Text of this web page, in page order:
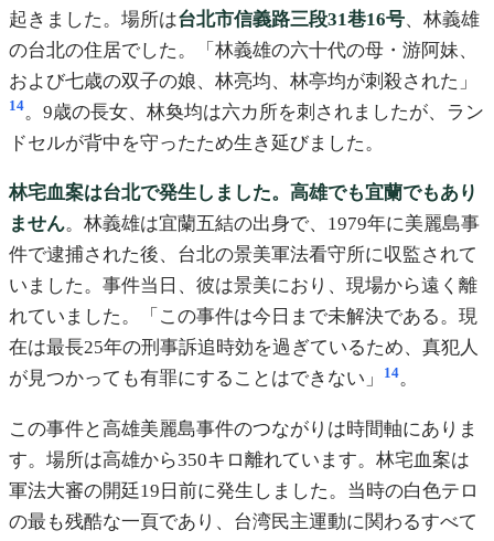
起きました。場所は台北市信義路三段31巷16号、林義雄
の台北の住居でした。「林義雄の六十代の母・游阿妹、
および七歳の双子の娘、林亮均、林亭均が刺殺された」
14。9歳の長女、林奐均は六カ所を刺されましたが、ラン
ドセルが背中を守ったため生き延びました。
林宅血案は台北で発生しました。高雄でも宜蘭でもあり
ません。林義雄は宜蘭五結の出身で、1979年に美麗島事
件で逮捕された後、台北の景美軍法看守所に収監されて
いました。事件当日、彼は景美におり、現場から遠く離
れていました。「この事件は今日まで未解決である。現
在は最長25年の刑事訴追時効を過ぎているため、真犯人
が見つかっても有罪にすることはできない」
14。
この事件と高雄美麗島事件のつながりは時間軸にありま
す。場所は高雄から350キロ離れています。林宅血案は
軍法大審の開廷19日前に発生しました。当時の白色テロ
の最も残酷な一頁であり、台湾民主運動に関わるすべて